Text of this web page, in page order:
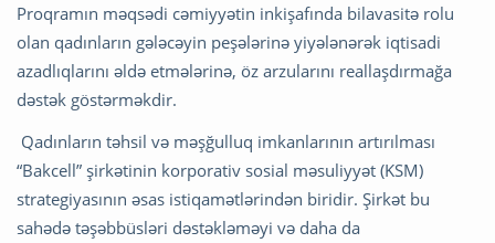
Proqramın məqsədi cəmiyyətin inkişafında bilavasitə rolu
olan qadınların gələcəyin peşələrinə yiyələnərək iqtisadi
azadlıqlarını əldə etmələrinə, öz arzularını reallaşdırmağa
dəstək göstərməkdir.
Qadınların təhsil və məşğulluq imkanlarının artırılması
“Bakcell” şirkətinin korporativ sosial məsuliyyət (KSM)
strategiyasının əsas istiqamətlərindən biridir. Şirkət bu
sahədə təşəbbüsləri dəstəkləməyi və daha da